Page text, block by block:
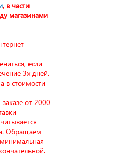
, в части
магазинами
если
3х дней.
в стоимости
от 2000
Обращаем